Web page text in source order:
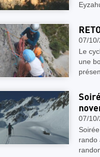
07/
Le
une
07/
rando